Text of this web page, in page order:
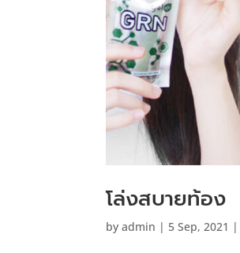
โล่งสบายท้อง
byadmin | 5 Sep, 2021 |